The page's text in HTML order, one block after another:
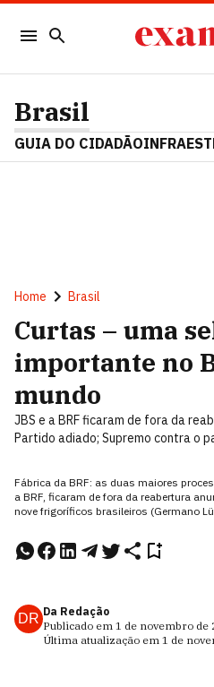
Brasil
GUIA DO CIDADÃO
Home Brasil
Curtas – uma
importante no
mundo
JBS e a BRF ficaram de fora da
Partido adiado; Supremo contra o
Fábrica da BRF: as duas maiores
a BRF, ficaram de fora da reabertura
nove frigoríficos brasileiros (Germano
DR Da Redação
Publicado em 1 de novembro de
Última atualização em 1 de